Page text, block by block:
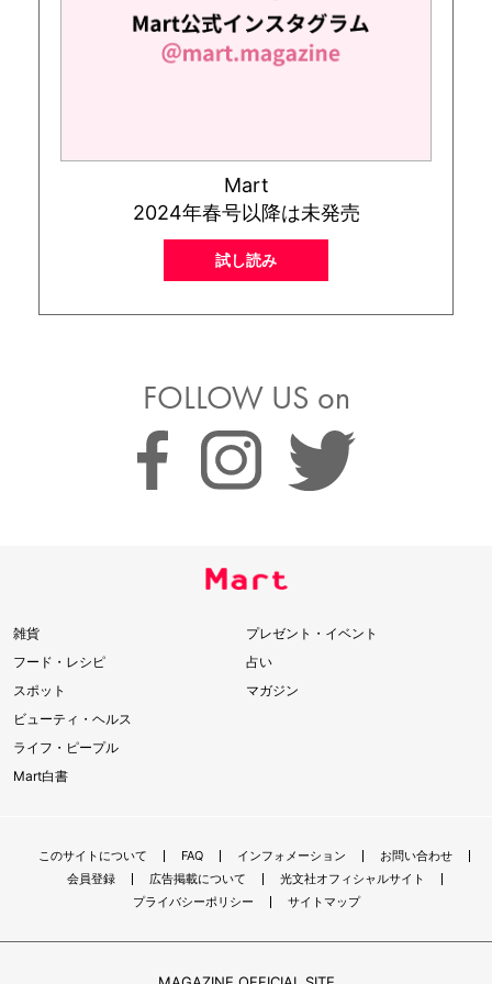
Mart
2024年春号以降は未発売
試し読み
FOLLOW US on
雑貨
フード・レシピ
スポット
ビューティ・ヘルス
ライフ・ピープル
Mart白書
プレゼント・イベント
占い
マガジン
このサイトについて FAQ インフォメーション
お問い合わせ
会員登録
広告掲載について
光文社オフィシャルサイト
プライバシーポリシー
サイトマップ